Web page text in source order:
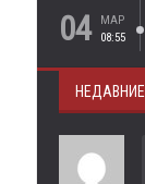
04
МАР
08:55